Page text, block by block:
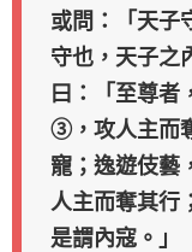
或問：「天子
守也，天子之
曰：「至尊
③，攻人主而
寵；逸遊伎藝
人主而奪其行
是謂內寇。」